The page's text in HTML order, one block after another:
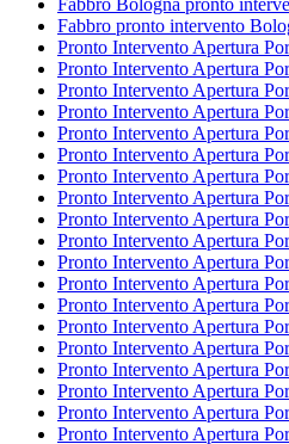
Fabbro Bologna pronto
Fabbro pronto intervento
Pronto Intervento Apertura
Pronto Intervento Apertura
Pronto Intervento Apertura
Pronto Intervento Apertura
Pronto Intervento Apertura
Pronto Intervento Apertura
Pronto Intervento Apertura
Pronto Intervento Apertura
Pronto Intervento Apertura
Pronto Intervento Apertura
Pronto Intervento Apertura
Pronto Intervento Apertura
Pronto Intervento Apertura
Pronto Intervento Apertura
Pronto Intervento Apertura
Pronto Intervento Apertura
Pronto Intervento Apertura
Pronto Intervento Apertura
Pronto Intervento Apertura